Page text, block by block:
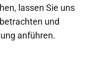
lassen Sie uns
und
anführen.